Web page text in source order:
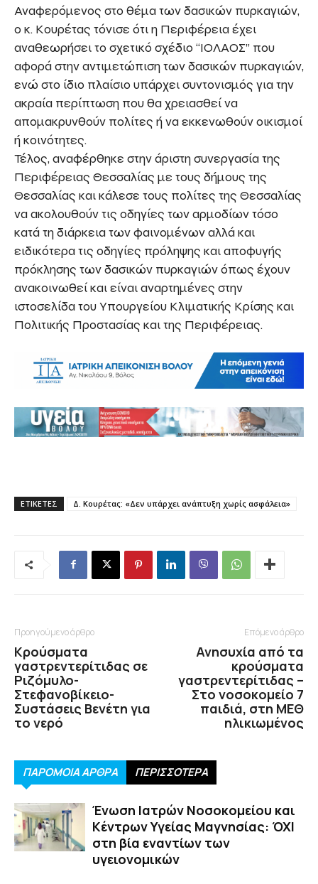
Αναφερόμενος στο θέμα των δασικών πυρκαγιών,
ο κ. Κουρέτας τόνισε ότι η Περιφέρεια έχει
αναθεωρήσει το σχετικό σχέδιο “ΙΟΛΑΟΣ” που
αφορά στην αντιμετώπιση των δασικών πυρκαγιών,
ενώ στο ίδιο πλαίσιο υπάρχει συντονισμός για την
ακραία περίπτωση που θα χρειασθεί να
απομακρυνθούν πολίτες ή να εκκενωθούν οικισμοί
ή κοινότητες.
Τέλος, αναφέρθηκε στην άριστη συνεργασία της
Περιφέρειας Θεσσαλίας με τους δήμους της
Θεσσαλίας και κάλεσε τους πολίτες της Θεσσαλίας
να ακολουθούν τις οδηγίες των αρμοδίων τόσο
κατά τη διάρκεια των φαινομένων αλλά και
ειδικότερα τις οδηγίες πρόληψης και αποφυγής
πρόκλησης των δασικών πυρκαγιών όπως έχουν
ανακοινωθεί και είναι αναρτημένες στην
ιστοσελίδα του Υπουργείου Κλιματικής Κρίσης και
Πολιτικής Προστασίας και της Περιφέρειας.
ΕΤΙΚΕΤΕΣ Δ. Κουρέτας: «Δεν υπάρχει ανάπτυξη χωρίς ασφάλεια»
Προηγούμενο άρθρο
Κρούσματα
γαστρεντερίτιδας σε
Ριζόμυλο-
Στεφανοβίκειο-
Συστάσεις Βενέτη για
το νερό
Επόμενο άρθρο
Ανησυχία από τα
κρούσματα
γαστρεντερίτιδας –
Στο νοσοκομείο 7
παιδιά, στη ΜΕΘ
ηλικιωμένος
ΠΑΡΟΜΟΙΑ ΑΡΘΡΑ ΠΕΡΙΣΣΟΤΕΡΑ
Ένωση Ιατρών Νοσοκομείου και
Κέντρων Υγείας Μαγνησίας: ΌΧΙ
στη βία εναντίων των
υγειονομικών